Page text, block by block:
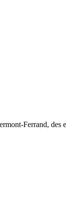
Ferrand, des